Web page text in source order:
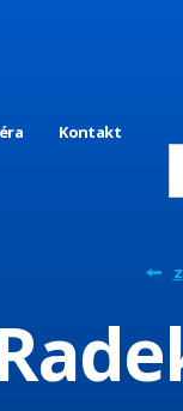
Kontakt